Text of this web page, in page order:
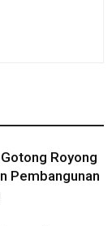
Royong
Pembangunan